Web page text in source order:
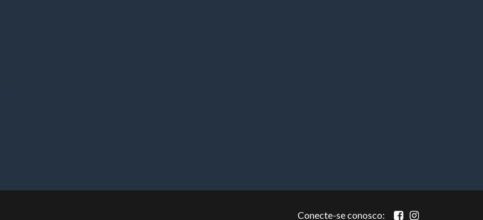
Conecte-se conosco: